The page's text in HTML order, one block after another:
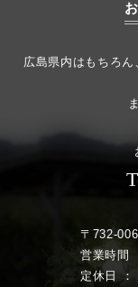
広島県内はもちろ
〒732-
営業時間
定休日 ：